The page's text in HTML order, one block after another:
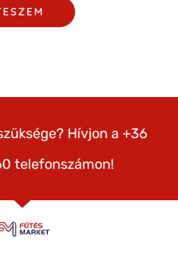
Hívjon a +36
telefonszámon!